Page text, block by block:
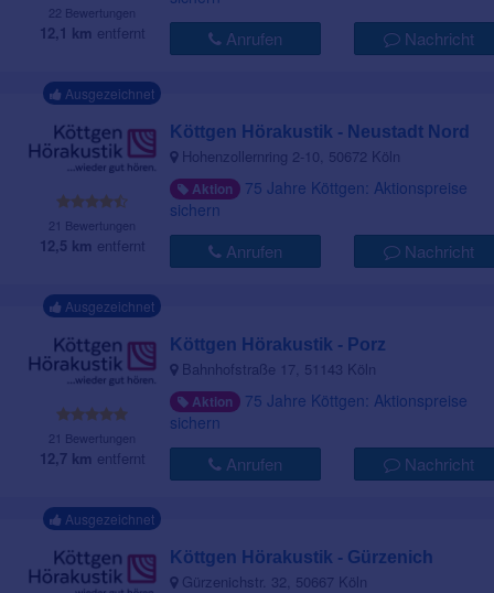
22 Bewertungen
12,1 km entfernt Anrufen Nachricht
Ausgezeichnet
21 Bewertungen
12,5 km entfernt
Köttgen Hörakustik - Neustadt Nord
Hohenzollernring 2-10, 50672 Köln
Aktion 75 Jahre Köttgen: Aktionspreise
sichern
Anrufen Nachricht
Ausgezeichnet
21 Bewertungen
12,7 km entfernt
Köttgen Hörakustik - Porz
Bahnhofstraße 17, 51143 Köln
Aktion 75 Jahre Köttgen: Aktionspreise
sichern
Anrufen Nachricht
Ausgezeichnet
Köttgen Hörakustik - Gürzenich
Gürzenichstr. 32, 50667 Köln